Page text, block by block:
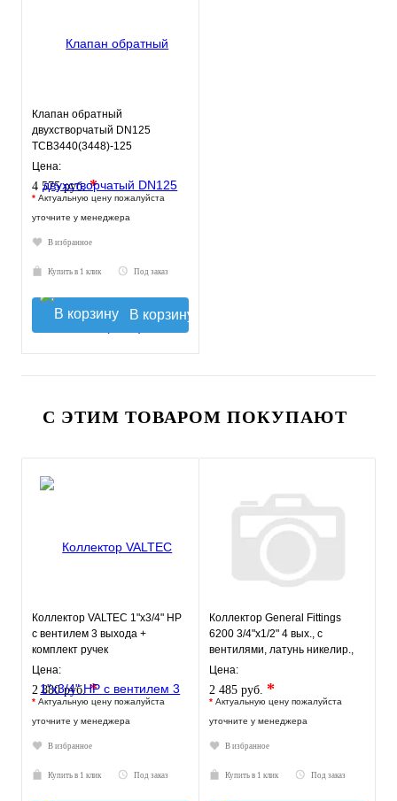
Клапан обратный
двухстворчатый DN125
ТСВ3440(3448)-125
Цена:
4 575 руб.*
* Актуальную цену пожалуйста
уточните у менеджера
В избранное
Купить в 1 клик Под заказ
В корзину
С ЭТИМ ТОВАРОМ ПОКУПАЮТ
Коллектор VALTEC 1"х3/4" НР
с вентилем 3 выхода +
комплект ручек
Цена:
2 880 руб.*
* Актуальную цену пожалуйста
уточните у менеджера
В избранное
Купить в 1 клик Под заказ
Коллектор General Fittings
6200 3/4"х1/2" 4 вых., c
вентилями, латунь никелир.,
синий
Цена:
2 485 руб. *
* Актуальную цену пожалуйста
уточните у менеджера
В избранное
Купить в 1 клик Под заказ